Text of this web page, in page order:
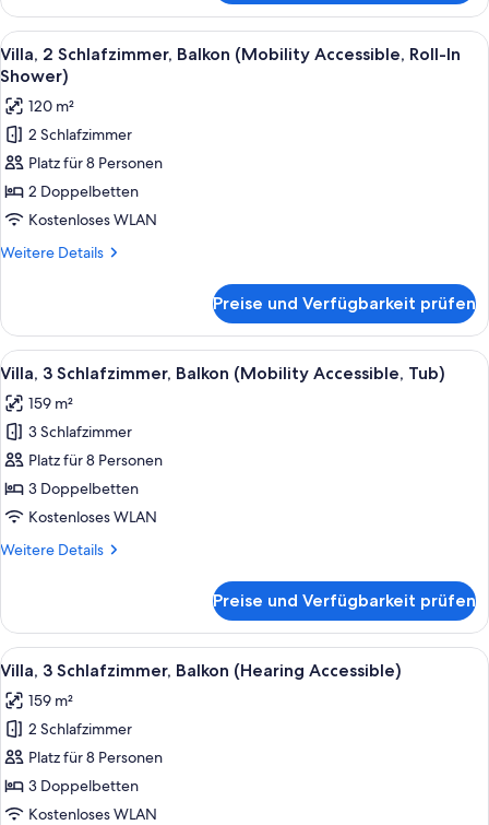
2 Schlafzimmer,
Balkon
(Hearing
Accessible)
Alle
Fotos
für
Villa,
2 Schlafzimmer,
Balkon
(Mobility
Accessible,
Roll-
anzeigen
Ein Hotelzimmer mit einem großen
11
Villa, 2 Schlafzimmer, Balkon (Mobility Accessible, Roll-In
Shower)
120 m²
2 Schlafzimmer
Platz für 8 Personen
2 Doppelbetten
Kostenloses WLAN
Weitere Details
Weitere
2 Schlafzimmer,
Balkon
(Mobility
Roll-
In
Shower)
Preise und Verfügbarkeit prüfen
Alle
Fotos
für
Villa,
3 Schlafzimmer,
Balkon
(Mobility
Tub)
Ein Hotelzimmer mit Essbereich,
10
Villa, 3 Schlafzimmer, Balkon (Mobility Accessible, Tub)
159 m²
3 Schlafzimmer
Platz für 8 Personen
3 Doppelbetten
Kostenloses WLAN
Weitere Details
Weitere
3 Schlafzimmer,
Balkon
(Mobility
Tub)
Preise und Verfügbarkeit prüfen
Alle
Fotos
für
Villa,
3 Schlafzimmer,
Balkon
(Hearing
Ein Hotelzimmer mit Essbereich,
9
Villa, 3 Schlafzimmer, Balkon (Hearing Accessible)
159 m²
2 Schlafzimmer
Platz für 8 Personen
3 Doppelbetten
Kostenloses WLAN